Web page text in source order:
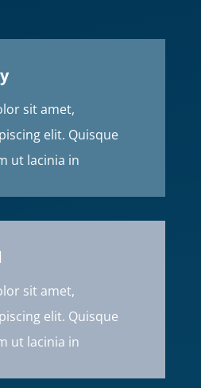
sit amet,
elit. Quisque
ut lacinia in
sit amet,
elit. Quisque
ut lacinia in